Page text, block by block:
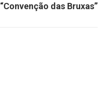
“Convenção das Bruxas”